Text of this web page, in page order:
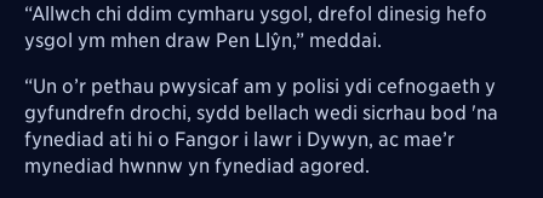
“Allwch chi ddim cymharu ysgol, drefol dinesig hefo
ysgol ym mhen draw Pen Llŷn,” meddai.
“Un o’r pethau pwysicaf am y polisi ydi cefnogaeth y
gyfundrefn drochi, sydd bellach wedi sicrhau bod 'na
fynediad ati hi o Fangor i lawr i Dywyn, ac mae’r
mynediad hwnnw yn fynediad agored.